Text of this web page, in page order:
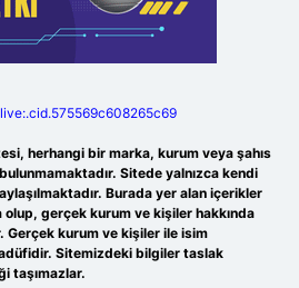
herhangi bir marka, kurum veya şahıs
Sitede yalnızca kendi
Burada yer alan içerikler
gerçek kurum ve kişiler hakkında
Gerçek kurum ve kişiler ile isim
Sitemizdeki bilgiler taslak
taşımazlar.